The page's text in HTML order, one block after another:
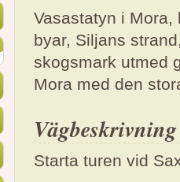
Vasastatyn i
byar, Siljans
skogsmark utmed
Mora med den
Vägbeskrivning
Starta turen vid